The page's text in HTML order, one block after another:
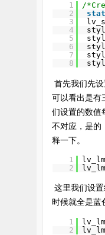
1
/
2
3
4
5
6
7
8
可以看出是有
们设置的数值
不对应，是的
释一下。
1
2
时候就全是蓝
1
2